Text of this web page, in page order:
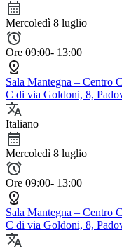
Mercoledì 8 luglio
Ore 09:00- 13:00
Sala Mantegna – Centro
C di via Goldoni, 8,
Italiano
Mercoledì 8 luglio
Ore 09:00- 13:00
Sala Mantegna – Centro
C di via Goldoni, 8,